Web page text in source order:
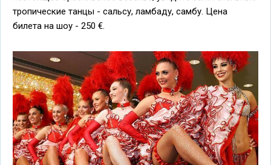
тропические танцы - сальсу, ламбаду, самбу. Цена
билета на шоу - 250 €.